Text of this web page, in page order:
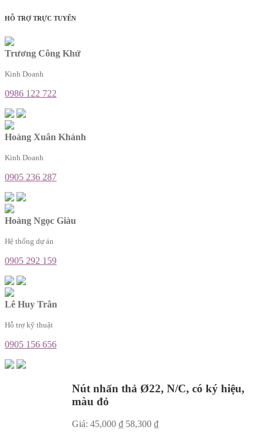
HỖ TRỢ TRỰC TUYẾN
Trương Công Khứ
Kinh Doanh
0986 122 722
Hoàng Xuân Khánh
Kinh Doanh
0905 236 287
Hoàng Ngọc Giàu
Hệ thống dự án
0905 292 159
Lê Huy Trân
Hỗ trợ kỹ thuật
0905 156 656
Nút nhấn thả Ø22, N/C, có ký hiệu,
màu đỏ
Giá: 45,000 ₫ 58,300 ₫